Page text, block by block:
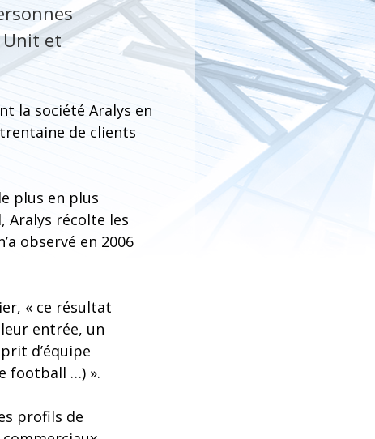
Unit et
la société Aralys en
de clients
plus en plus
Aralys récolte les
observé en 2006
« ce résultat
entrée, un
d’équipe
football …) ».
profils de